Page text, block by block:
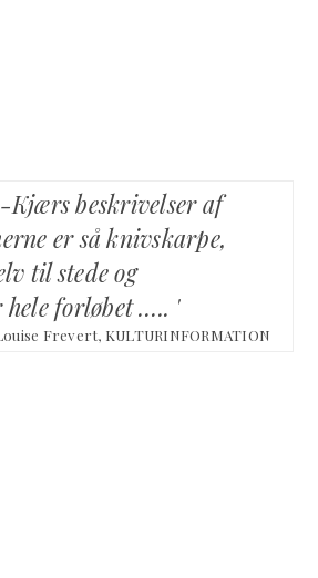
beskrivelser af
er så knivskarpe,
til stede og
hele forløbet ….. '
Frevert, KULTURINFORMATION